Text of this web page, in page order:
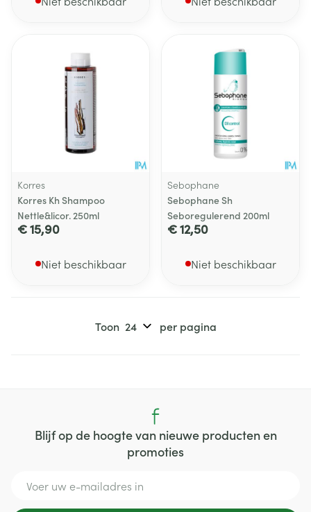
Korres
Korres Kh Shampoo
Nettle&licor. 250ml
€ 15,90
Niet beschikbaar
Sebophane
Sebophane Sh
Seboregulerend 200ml
€ 12,50
Niet beschikbaar
Toon per pagina
Blijf op de hoogte van nieuwe producten en
promoties